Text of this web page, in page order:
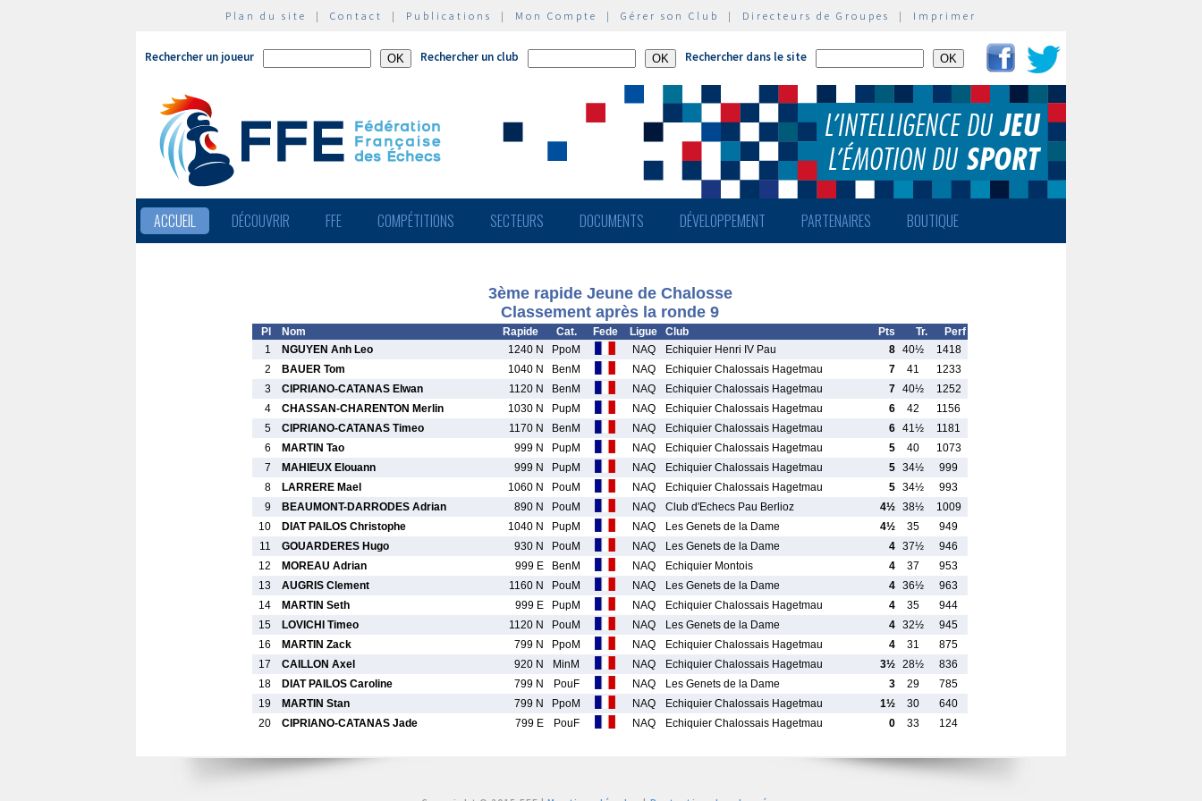
Plan du site | Contact | Publications | Mon Compte | Gérer son Club | Directeurs de Groupes | Imprimer
Rechercher un joueur Rechercher un club Rechercher dans le site
ACCUEIL DÉCOUVRIR FFE COMPÉTITIONS SECTEURS DOCUMENTS DÉVELOPPEMENT PARTENAIRES BOUTIQUE
3ème rapide Jeune de Chalosse
Classement après la ronde 9
Pl Nom Rapide Cat. Fede Ligue Club Pts Tr.
Perf
1
NGUYEN Anh Leo 1240 N PpoM NAQ Echiquier Henri IV Pau 8 40½
1418
2
BAUER Tom 1040 N BenM NAQ Echiquier Chalossais Hagetmau 7 41
1233
3
CIPRIANO-CATANAS Elwan 1120 N BenM NAQ Echiquier Chalossais Hagetmau 7 40½
1252
4
CHASSAN-CHARENTON Merlin 1030 N PupM NAQ Echiquier Chalossais Hagetmau 6 42
1156
5
CIPRIANO-CATANAS Timeo 1170 N BenM NAQ Echiquier Chalossais Hagetmau 6 41½
1181
6
MARTIN Tao 999 N PupM NAQ Echiquier Chalossais Hagetmau 5 40
1073
7
MAHIEUX Elouann 999 N PupM NAQ Echiquier Chalossais Hagetmau 5 34½
999
8
LARRERE Mael 1060 N PouM NAQ Echiquier Chalossais Hagetmau 5 34½
993
9
BEAUMONT-DARRODES Adrian 890 N PouM NAQ Club d'Echecs Pau Berlioz 4½ 38½
1009
10
DIAT PAILOS Christophe 1040 N PupM NAQ Les Genets de la Dame 4½ 35
949
11
GOUARDERES Hugo 930 N PouM NAQ Les Genets de la Dame 4 37½
946
12
MOREAU Adrian 999 E BenM NAQ Echiquier Montois 4 37
953
13
AUGRIS Clement 1160 N PouM NAQ Les Genets de la Dame 4 36½
963
14
MARTIN Seth 999 E PupM NAQ Echiquier Chalossais Hagetmau 4 35
944
15
LOVICHI Timeo 1120 N PouM NAQ Les Genets de la Dame 4 32½
945
16
MARTIN Zack 799 N PpoM NAQ Echiquier Chalossais Hagetmau 4 31
875
17
CAILLON Axel 920 N MinM NAQ Echiquier Chalossais Hagetmau 3½ 28½
836
18
DIAT PAILOS Caroline 799 N PouF NAQ Les Genets de la Dame 3 29
785
19
MARTIN Stan 799 N PpoM NAQ Echiquier Chalossais Hagetmau 1½ 30
640
20
CIPRIANO-CATANAS Jade 799 E PouF NAQ Echiquier Chalossais Hagetmau 0 33 124